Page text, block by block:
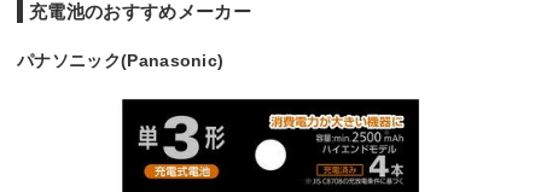
充電池のおすすめメーカー
パナソニック(Panasonic)